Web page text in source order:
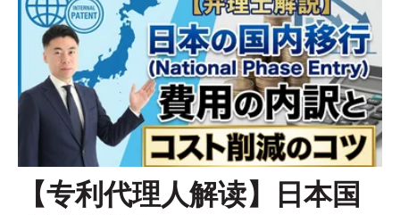
【专利代理人解读】日本国